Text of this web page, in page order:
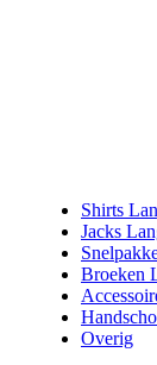
Shirts
Jacks
Broeken
Overig